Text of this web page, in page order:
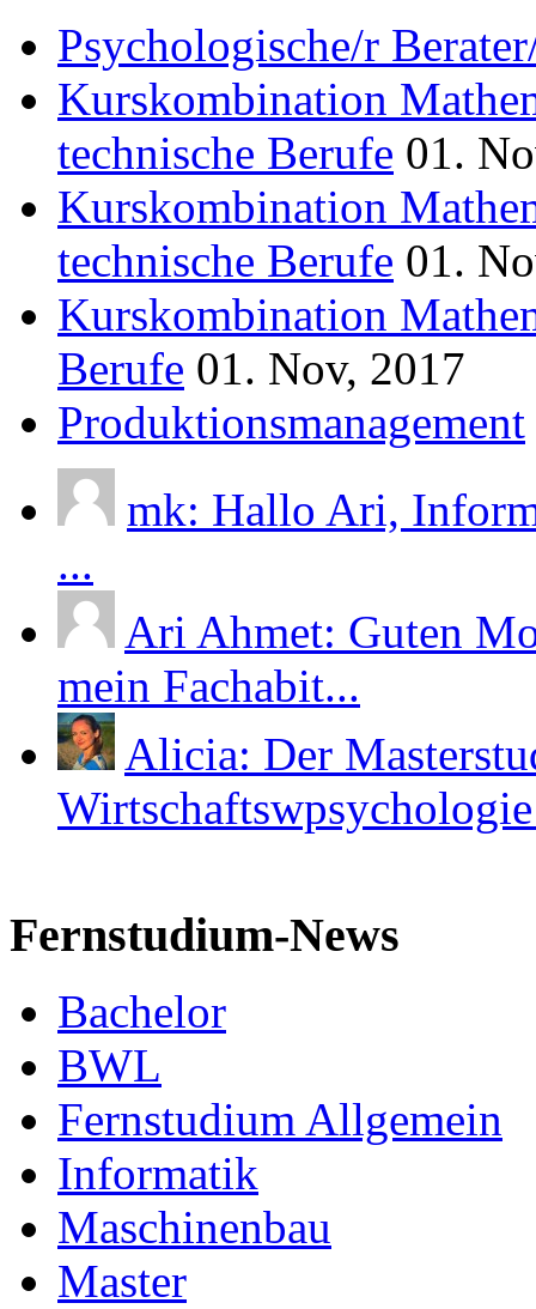
Psychologische/r
Kurskombination
technische Berufe 01.
Kurskombination
technische Berufe 01.
Kurskombination
Berufe 01. Nov, 2017
Produktionsmanagement
mk: Hallo Ari,
...
Ari Ahmet: Guten
mein Fachabit...
Alicia: Der
Fernstudium-News
Bachelor
BWL
Fernstudium Allgemein
Informatik
Maschinenbau
Master